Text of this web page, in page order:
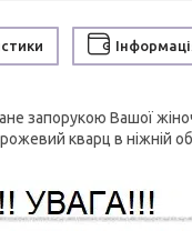
запорукою Вашої
кварц в ніжній